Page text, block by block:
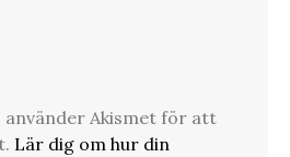
använder Akismet för att
Lär dig om hur din